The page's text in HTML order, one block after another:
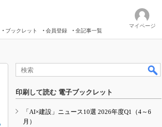
ブックレット 会員登録 全記事一覧
マイページ
印刷して読む 電子ブックレット
「AI×建設」ニュース10選 2026年度Q1（4～6
月）